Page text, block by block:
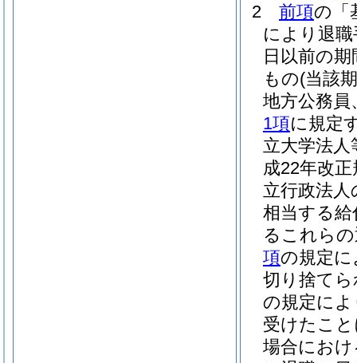
2
前項の「
により退
日以前の
もの(当該
地方公務員
1項に規定
立大学法人
成22年改
立行政法
相当する
るこれら
項の規定
切り捨て
の規定に
受けたこ
場合にお